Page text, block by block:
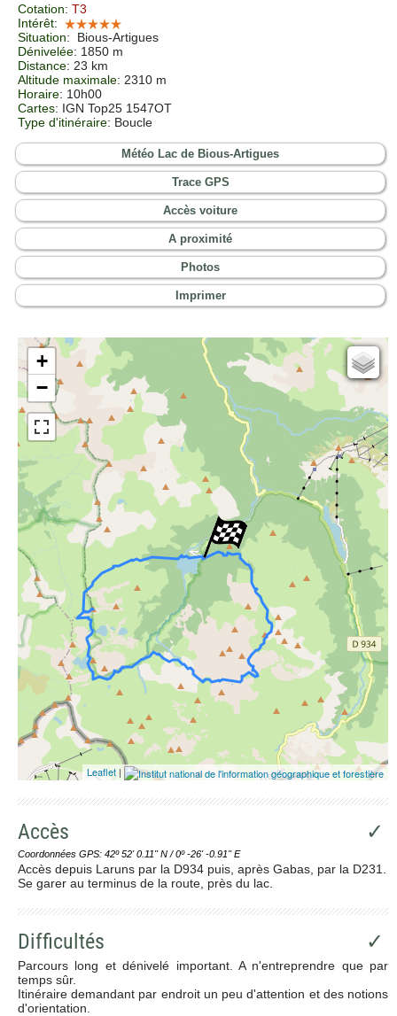
Cotation: T3
Intérêt:
Situation:
Bious-Artigues
Dénivelée: 1850 m
Distance: 23 km
Altitude maximale: 2310 m
Horaire: 10h00
Cartes: IGN Top25 1547OT
Type d'itinéraire: Boucle
Météo Lac de Bious-Artigues
Trace GPS
Accès voiture
A proximité
Photos
Imprimer
+
−
Cartes IGN
Open Topo Map
Open Street Map
ESRI Word Imagery
Photographies aériennes
Leaflet |
Accès ✓
Coordonnées GPS: 42º 52' 0.11'' N / 0º -26' -0.91'' E
Accès depuis Laruns par la D934 puis, après Gabas, par la D231.
Se garer au terminus de la route, près du lac.
Difficultés ✓
Parcours long et dénivelé important. A n'entreprendre que par
temps sûr.
Itinéraire demandant par endroit un peu d'attention et des notions
d'orientation.